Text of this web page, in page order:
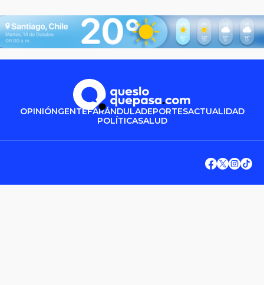
OPINIÓNGENTEFARÁNDULADEPORTESACTUALIDAD
POLÍTICASALUD